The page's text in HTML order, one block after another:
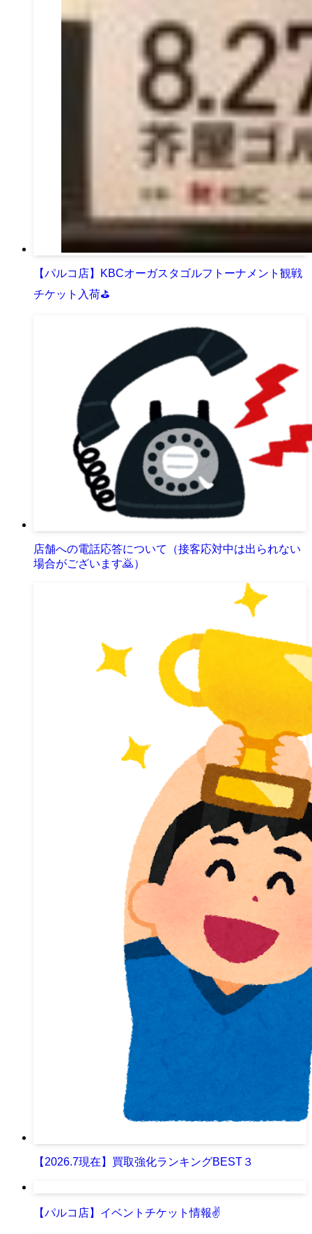
【パルコ店】KBCオーガスタゴルフトーナメント観戦
チケット入荷⛳
店舗への電話応答について（接客応対中は出られない
場合がございます🙇）
【2026.7現在】買取強化ランキングBEST３
【パルコ店】イベントチケット情報✌